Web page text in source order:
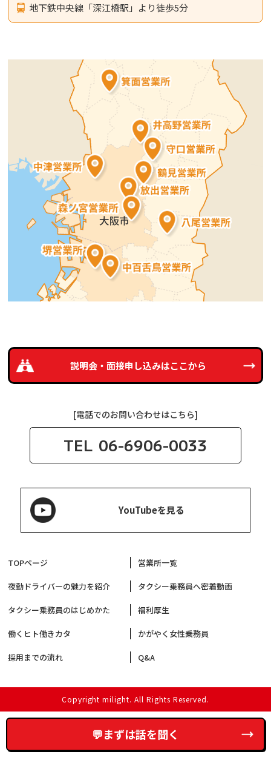
地下鉄中央線「深江橋駅」より徒歩5分
💬まずは話を聞く
説明会・面接申し込みはここから
[電話でのお問い合わせはこちら]
TEL 06-6906-0033
YouTubeを見る
TOPページ 営業所一覧
夜勤ドライバーの魅力を紹介 タクシー乗務員へ密着動画
タクシー乗務員のはじめかた 福利厚生
働くヒト働きカタ かがやく女性乗務員
採用までの流れ Q&A
Copyright milight. All Rights Reserved.